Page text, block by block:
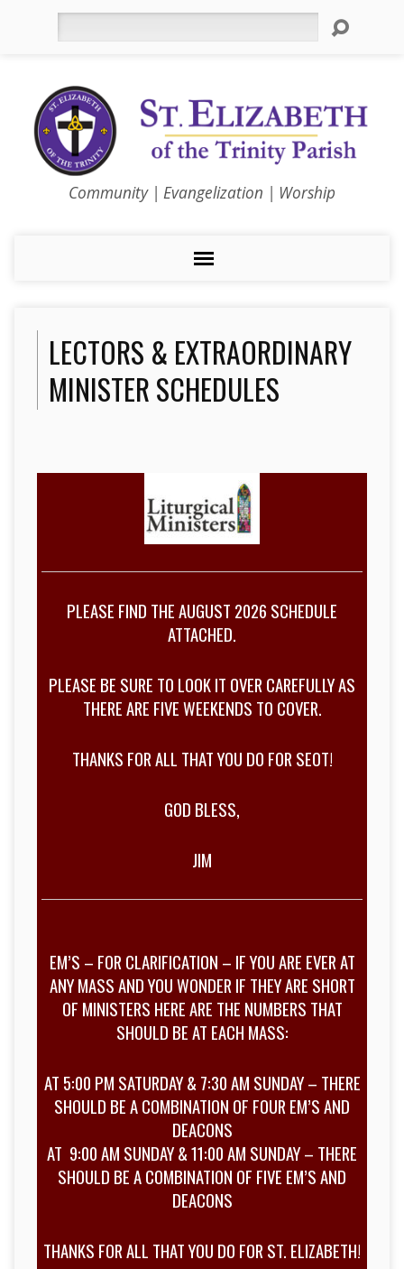
Community | Evangelization | Worship
LECTORS & EXTRAORDINARY
MINISTER SCHEDULES
PLEASE FIND THE AUGUST 2026 SCHEDULE
ATTACHED.
PLEASE BE SURE TO LOOK IT OVER CAREFULLY AS
THERE ARE FIVE WEEKENDS TO COVER.
THANKS FOR ALL THAT YOU DO FOR SEOT!
GOD BLESS,
JIM
EM’S – FOR CLARIFICATION – IF YOU ARE EVER AT
ANY MASS AND YOU WONDER IF THEY ARE SHORT
OF MINISTERS HERE ARE THE NUMBERS THAT
SHOULD BE AT EACH MASS:
AT 5:00 PM SATURDAY & 7:30 AM SUNDAY – THERE
SHOULD BE A COMBINATION OF FOUR EM’S AND
DEACONS
AT 9:00 AM SUNDAY & 11:00 AM SUNDAY – THERE
SHOULD BE A COMBINATION OF FIVE EM’S AND
DEACONS
THANKS FOR ALL THAT YOU DO FOR ST. ELIZABETH!